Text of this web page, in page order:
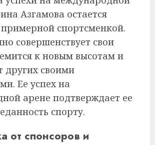
Азгамова остается
спортсменкой.
совершенствует свои
к новым высотам и
других своими
Ее успех на
арене подтверждает ее
спорту.
от спонсоров и